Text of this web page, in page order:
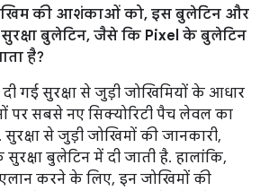
की आशंकाओं को, इस बुलेटिन और
सुरक्षा बुलेटिन, जैसे कि Pixel के बुलेटिन
है?
गई सुरक्षा से जुड़ी जोखिमियों के आधार
पर सबसे नए सिक्योरिटी पैच लेवल का
से जुड़ी जोखिमों की जानकारी,
सुरक्षा बुलेटिन में दी जाती है. हालांकि,
करने के लिए, इन जोखिमों की